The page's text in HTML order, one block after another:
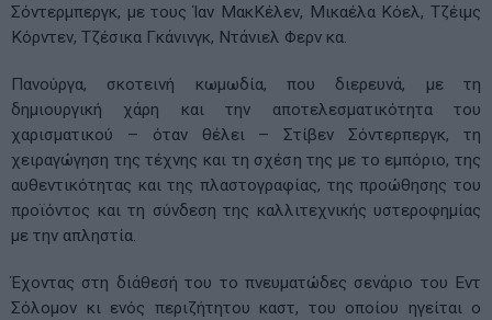
Σόντερμπεργκ, με τους Ίαν ΜακΚέλεν, Μικαέλα Κόελ, Τζέιμς
Κόρντεν, Τζέσικα Γκάνινγκ, Ντάνιελ Φερν κα.
Πανούργα, σκοτεινή κωμωδία, που διερευνά, με τη
δημιουργική χάρη και την αποτελεσματικότητα του
χαρισματικού – όταν θέλει – Στίβεν Σόντερπεργκ, τη
χειραγώγηση της τέχνης και τη σχέση της με το εμπόριο, της
αυθεντικότητας και της πλαστογραφίας, της προώθησης του
προϊόντος και τη σύνδεση της καλλιτεχνικής υστεροφημίας
με την απληστία.
Έχοντας στη διάθεσή του το πνευματώδες σενάριο του Εντ
Σόλομον κι ενός περιζήτητου καστ, του οποίου ηγείται ο